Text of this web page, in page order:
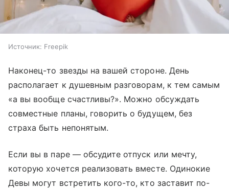
Источник: Freepik
Наконец-то звезды на вашей стороне. День
располагает к душевным разговорам, к тем самым
«а вы вообще счастливы?». Можно обсуждать
совместные планы, говорить о будущем, без
страха быть непонятым.
Если вы в паре — обсудите отпуск или мечту,
которую хочется реализовать вместе. Одинокие
Девы могут встретить кого-то, кто заставит по-